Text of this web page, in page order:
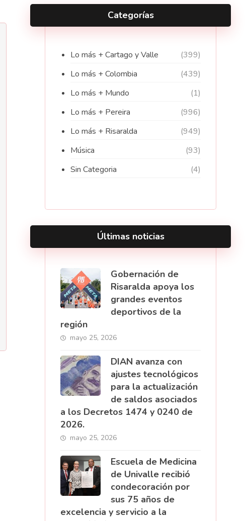
Categorías
Lo más + Cartago y Valle
(399)
Lo más + Colombia
(439)
Lo más + Mundo
(1)
Lo más + Pereira
(996)
Lo más + Risaralda
(949)
Música
(93)
Sin Categoria
(4)
Últimas noticias
Gobernación de
Risaralda apoya los
grandes eventos
deportivos de la
región
mayo 25, 2026
DIAN avanza con
ajustes tecnológicos
para la actualización
de saldos asociados
a los Decretos 1474 y 0240 de
2026.
mayo 25, 2026
Escuela de Medicina
de Univalle recibió
condecoración por
sus 75 años de
excelencia y servicio a la